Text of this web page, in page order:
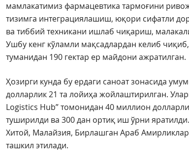
мамлакатимиз фармацевтика тармоғини
тизимга интеграциялашиш, юқори сифатли
ва тиббий техникани ишлаб чиқариш,
Ушбу кенг кўламли мақсадлардан келиб
туманидан 190 гектар ер майдони ажратилган.
Ҳозирги кунда бу ердаги саноат зонасида
долларлик 21 та лойиҳа жойлаштирилган.
Logistics Hub” томонидан 40 миллион
туширилди ва 300 дан ортиқ иш ўрни
Хитой, Малайзия, Бирлашган Араб
ташкил этилади.